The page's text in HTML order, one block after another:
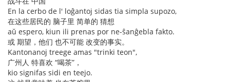
En la cerbo de l' loĝantoj sidas tia simpla supozo,
在这些居民的 脑子里 简单的 猜想
aŭ espero, kiun ili prenas por ne-ŝanĝebla fakto.
或 期望，他们 也不可能 改变的事实。
Kantonanoj treege amas "trinki teon",
广州人 特喜欢 “喝茶”，
kio signifas sidi en teejo.